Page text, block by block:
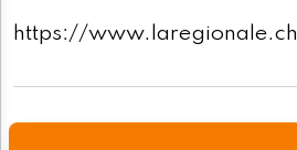
https://www.laregionale.ch